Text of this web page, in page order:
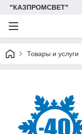
"КАЗПРОМСВЕТ"
Товары и услуги